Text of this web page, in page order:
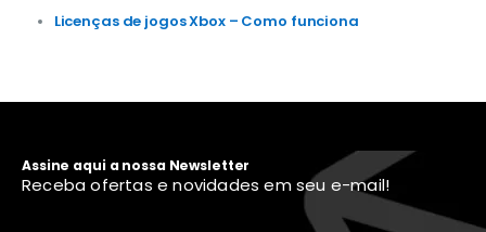
Licenças de jogos Xbox – Como funciona
Assine aqui a nossa Newsletter
Receba ofertas e novidades em seu e-mail!